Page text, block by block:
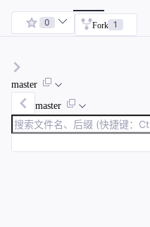
0 Fork 1
master
master